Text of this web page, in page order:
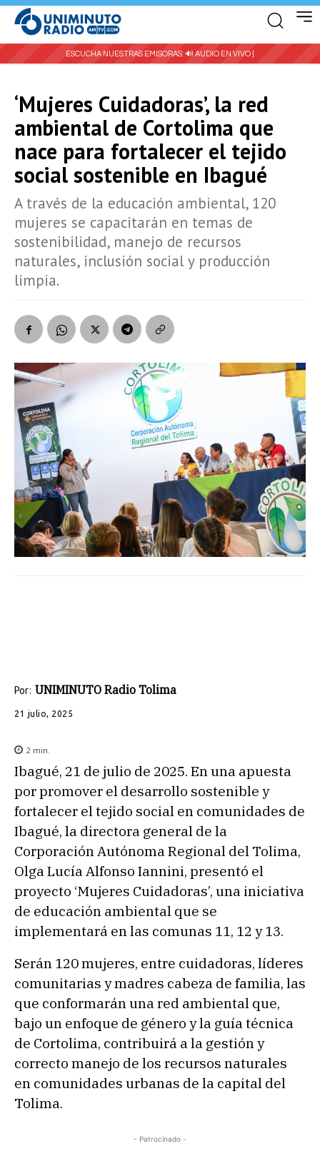
ESCUCHA NUESTRAS EMISORAS: 🔊 AUDIO EN VIVO |
‘Mujeres Cuidadoras’, la red
ambiental de Cortolima que
nace para fortalecer el tejido
social sostenible en Ibagué
A través de la educación ambiental, 120
mujeres se capacitarán en temas de
sostenibilidad, manejo de recursos
naturales, inclusión social y producción
limpia.
Por: UNIMINUTO Radio Tolima
21 julio, 2025
2 min.
Ibagué, 21 de julio de 2025. En una apuesta
por promover el desarrollo sostenible y
fortalecer el tejido social en comunidades de
Ibagué, la directora general de la
Corporación Autónoma Regional del Tolima,
Olga Lucía Alfonso Iannini, presentó el
proyecto ‘Mujeres Cuidadoras’, una iniciativa
de educación ambiental que se
implementará en las comunas 11, 12 y 13.
Serán 120 mujeres, entre cuidadoras, líderes
comunitarias y madres cabeza de familia, las
que conformarán una red ambiental que,
bajo un enfoque de género y la guía técnica
de Cortolima, contribuirá a la gestión y
correcto manejo de los recursos naturales
en comunidades urbanas de la capital del
Tolima.
- Patrocinado -